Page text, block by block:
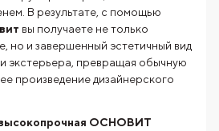
В результате, с помощью
вы получаете не только
но и завершенный эстетичный вид
экстерьера, превращая обычную
произведение дизайнерского
высокопрочная ОСНОВИТ